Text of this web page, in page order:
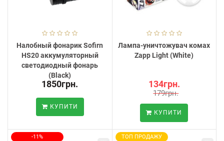
Налобный фонарик Sofirn
HS20 аккумуляторный
светодиодный фонарь
(Black)
1850грн.
КУПИТИ
Лампа-уничтожувач комах
Zapp Light (White)
134грн.
179грн.
КУПИТИ
-11%
ТОП ПРОДАЖУ